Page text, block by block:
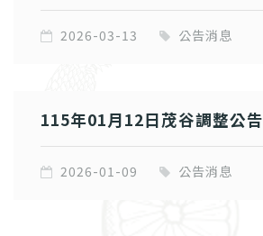
2026-03-13 公告消息
115年01月12日茂谷調整公告
2026-01-09 公告消息